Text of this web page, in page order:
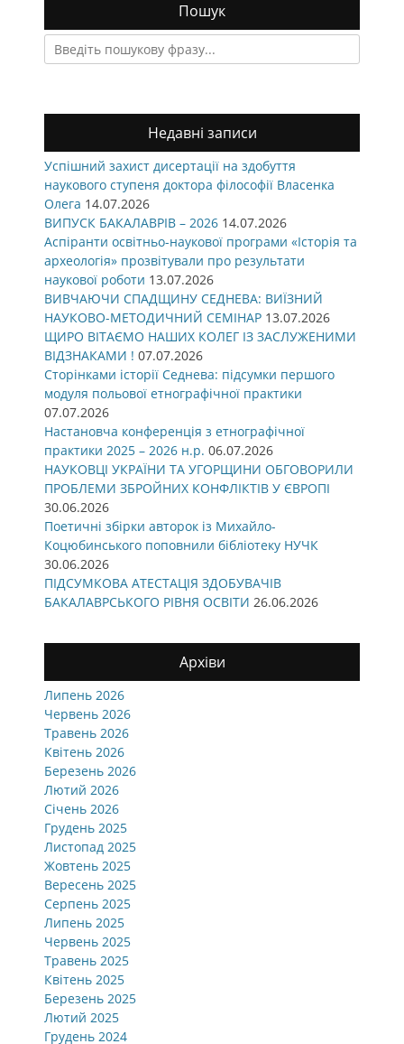
Пошук
Search
for:
Недавні записи
Успішний захист дисертації на здобуття
наукового ступеня доктора філософії Власенка
Олега 14.07.2026
ВИПУСК БАКАЛАВРІВ – 2026 14.07.2026
Аспіранти освітньо-наукової програми «Історія та
археологія» прозвітували про результати
наукової роботи 13.07.2026
ВИВЧАЮЧИ СПАДЩИНУ СЕДНЕВА: ВИЇЗНИЙ
НАУКОВО-МЕТОДИЧНИЙ СЕМІНАР 13.07.2026
ЩИРО ВІТАЄМО НАШИХ КОЛЕГ ІЗ ЗАСЛУЖЕНИМИ
ВІДЗНАКАМИ ! 07.07.2026
Сторінками історії Седнева: підсумки першого
модуля польової етнографічної практики
07.07.2026
Настановча конференція з етнографічної
практики 2025 – 2026 н.р. 06.07.2026
НАУКОВЦІ УКРАЇНИ ТА УГОРЩИНИ ОБГОВОРИЛИ
ПРОБЛЕМИ ЗБРОЙНИХ КОНФЛІКТІВ У ЄВРОПІ
30.06.2026
Поетичні збірки авторок із Михайло-
Коцюбинського поповнили бібліотеку НУЧК
30.06.2026
ПІДСУМКОВА АТЕСТАЦІЯ ЗДОБУВАЧІВ
БАКАЛАВРСЬКОГО РІВНЯ ОСВІТИ 26.06.2026
Архіви
Липень 2026
Червень 2026
Травень 2026
Квітень 2026
Березень 2026
Лютий 2026
Січень 2026
Грудень 2025
Листопад 2025
Жовтень 2025
Вересень 2025
Серпень 2025
Липень 2025
Червень 2025
Травень 2025
Квітень 2025
Березень 2025
Лютий 2025
Грудень 2024